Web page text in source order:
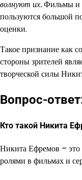
волнуют их.Фильмы и
пользуются большой
оценки.
Такое признание как
стороны зрителей
творческой силы
Вопрос-
Кто такой Никита
Никита Ефремов – это
ролями в фильмах и